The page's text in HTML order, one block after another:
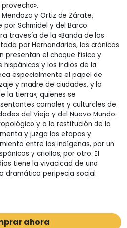
provecho».
y Ortiz de Zárate,
Schmidel y del Barco
travesía de la «Banda de los
por Hernandarias, las crónicas
presentan el choque físico y
y los indios de la
especialmente el papel de
y madre de ciudades, y la
la tierra», quienes se
carnales y culturales de
del Viejo y del Nuevo Mundo.
y a la restitución de la
y juzga las etapas y
entre los indígenas, por un
y criollos, por otro. El
tiene la vivacidad de una
dramática peripecia social.
ahora